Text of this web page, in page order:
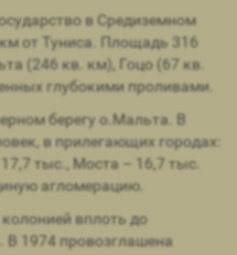
в Средиземном
от Туниса. Площадь 316
(246 кв. км), Гоцо (67 кв.
глубокими проливами.
берегу о.Мальта. В
в прилегающих городах:
тыс., Моста – 16,7 тыс.
агломерацию.
вплоть до
В 1974 провозглашена